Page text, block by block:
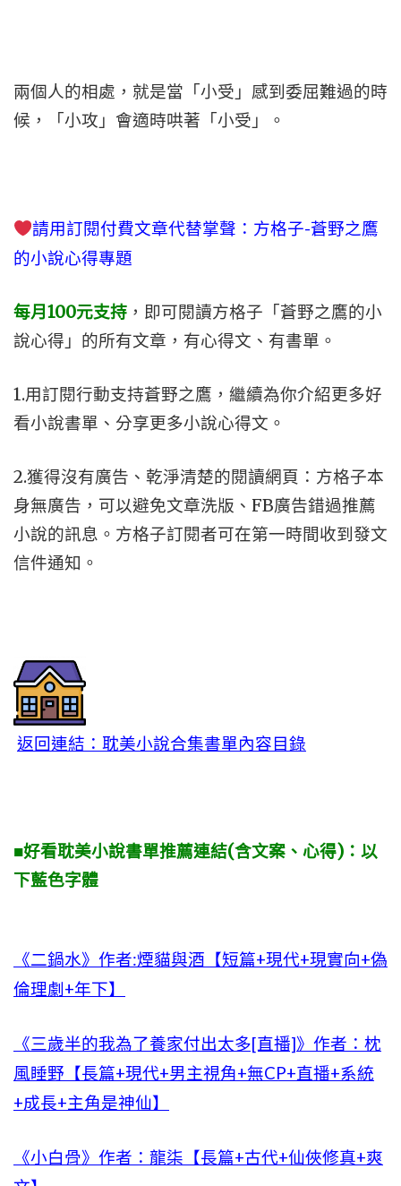
兩個人的相處，就是當「小受」感到委屈難過的時
候，「小攻」會適時哄著「小受」。
請用訂閱付費文章代替掌聲 ：方格子-蒼野之鷹
的小說心得專題
每月100元支持 ，即可閱讀方格子「蒼野之鷹的小
說心得」的所有文章，有心得文、有書單。
1.用訂閱行動支持蒼野之鷹，繼續為你介紹更多好
看小說書單、分享更多小說心得文。
2.獲得沒有廣告、乾淨清楚的閱讀網頁：方格子本
身無廣告，可以避免文章洗版、FB廣告錯過推薦
小說的訊息。方格子訂閱者可在第一時間收到發文
信件通知。
返回連結：耽美小說合集書單內容目錄
■好看耽美小說書單推薦連結(含文案、心得)：以
下藍色字體
《二鍋水》作者:煙貓與酒【短篇+現代+現實向+偽
倫理劇+年下】
《三歲半的我為了養家付出太多[直播]》作者：枕
風睡野【長篇+現代+男主視角+無CP+直播+系統
+成長+主角是神仙】
《小白骨》作者：龍柒【長篇+古代+仙俠修真+爽